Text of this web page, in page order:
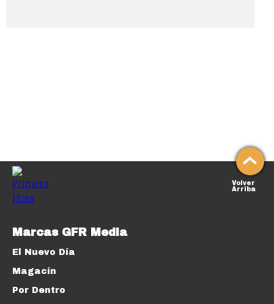
Volver
Arriba
Marcas GFR Media
El Nuevo Día
Magacín
Por Dentro